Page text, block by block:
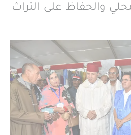
والحفاظ على التراث